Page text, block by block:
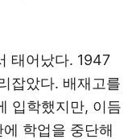
태어났다. 1947
잡았다. 배재고를
입학했지만, 이듬
학업을 중단해